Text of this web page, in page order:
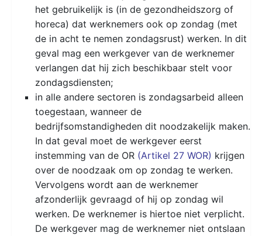
het gebruikelijk is (in de gezondheidszorg of
horeca) dat werknemers ook op zondag (met
de in acht te nemen zondagsrust) werken. In dit
geval mag een werkgever van de werknemer
verlangen dat hij zich beschikbaar stelt voor
zondagsdiensten;
in alle andere sectoren is zondagsarbeid alleen
toegestaan, wanneer de
bedrijfsomstandigheden dit noodzakelijk maken.
In dat geval moet de werkgever eerst
instemming van de OR (Artikel 27 WOR) krijgen
over de noodzaak om op zondag te werken.
Vervolgens wordt aan de werknemer
afzonderlijk gevraagd of hij op zondag wil
werken. De werknemer is hiertoe niet verplicht.
De werkgever mag de werknemer niet ontslaan